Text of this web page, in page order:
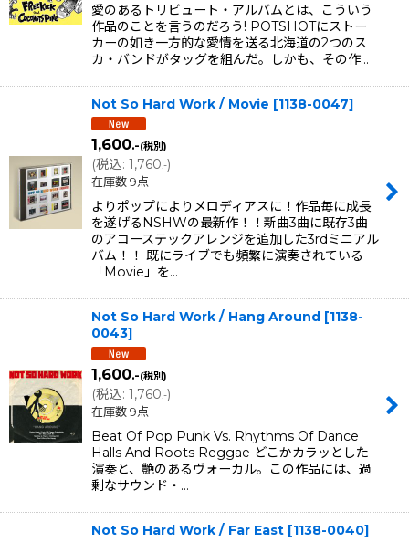
愛のあるトリビュート・アルバムとは、こういう
作品のことを言うのだろう! POTSHOTにストー
カーの如き一方的な愛情を送る北海道の2つのス
カ・バンドがタッグを組んだ。しかも、その作…
Not So Hard Work / Movie [1138-0047]
1,600.-(税別)
(税込: 1,760.-)
在庫数 9点
よりポップによりメロディアスに！作品毎に成長
を遂げるNSHWの最新作！！新曲3曲に既存3曲
のアコーステックアレンジを追加した3rdミニアル
バム！！ 既にライブでも頻繁に演奏されている
「Movie」を…
Not So Hard Work / Hang Around [1138-
0043]
1,600.-(税別)
(税込: 1,760.-)
在庫数 9点
Beat Of Pop Punk Vs. Rhythms Of Dance
Halls And Roots Reggae どこかカラッとした
演奏と、艶のあるヴォーカル。この作品には、過
剰なサウンド・…
Not So Hard Work / Far East [1138-0040]